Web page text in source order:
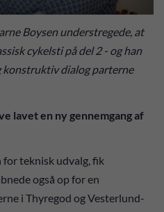
Boysen understregede, at
cykelsti på del 2 - og han
konstruktiv dialog parterne
lavet en ny gennemgang af
for teknisk udvalg, fik
også op for en
i Thyregod og Vesterlund-